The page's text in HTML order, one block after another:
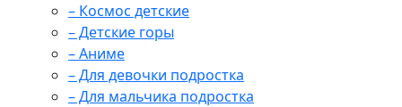
– Космос детские
– Детские горы
– Аниме
– Для девочки подростка
– Для мальчика подростка